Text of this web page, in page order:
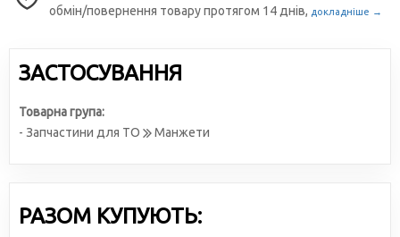
обмін/повернення товару протягом 14 днів, докладніше →
ЗАСТОСУВАННЯ
Товарна група:
- Запчастини для ТО
Манжети
РАЗОМ КУПУЮТЬ: